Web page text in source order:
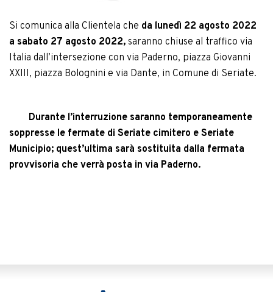
Si comunica alla Clientela che da lunedì 22 agosto 2022
a sabato 27 agosto 2022, saranno chiuse al traffico via
Italia dall’intersezione con via Paderno, piazza Giovanni
XXIII, piazza Bolognini e via Dante, in Comune di Seriate.
Durante l’interruzione saranno temporaneamente
soppresse le fermate di Seriate cimitero e Seriate
Municipio; quest’ultima sarà sostituita dalla fermata
provvisoria che verrà posta in via Paderno.